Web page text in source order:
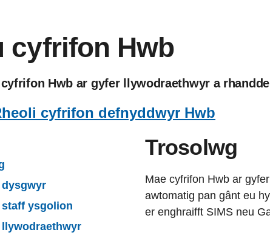
cyfrifon Hwb
Hwb ar gyfer llywodraethwyr a
cyfrifon defnyddwyr Hwb
ysgolion
Trosolwg
Mae cyfrifon Hwb ar
awtomatig pan gânt eu
er enghraifft SIMS neu